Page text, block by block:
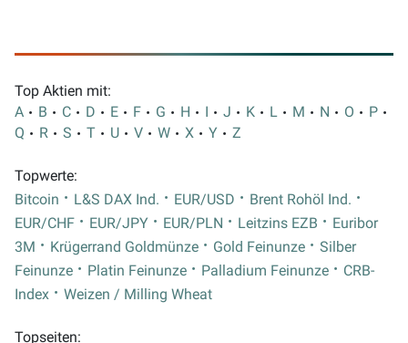
Top Aktien mit:
A
B C D E F G H I J K L M N O
P
Q
R S T U V W X Y Z
Topwerte:
Bitcoin
L&S DAX Ind. EUR/USD
Brent Rohöl Ind.
EUR/CHF
EUR/JPY EUR/PLN Leitzins EZB
Euribor
3M
Krügerrand Goldmünze Gold Feinunze
Silber
Feinunze
Platin Feinunze Palladium Feinunze
CRB-
Index
Weizen / Milling Wheat
Topseiten: